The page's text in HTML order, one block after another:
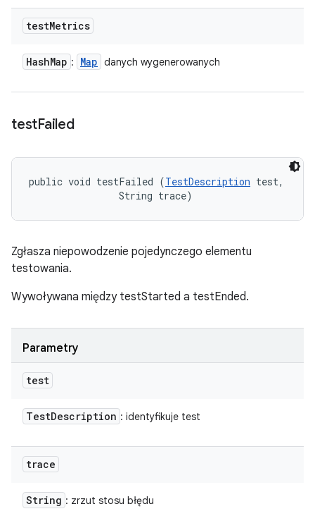
testMetrics
HashMap : Map danych wygenerowanych
testFailed
public void testFailed (TestDescription test,
                String trace)
Zgłasza niepowodzenie pojedynczego elementu
testowania.
Wywoływana między testStarted a testEnded.
Parametry
test
TestDescription : identyfikuje test
trace
String : zrzut stosu błędu